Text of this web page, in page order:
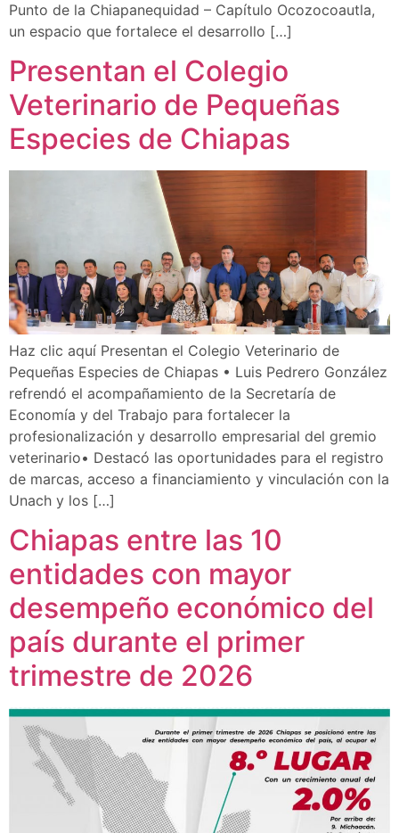
Punto de la Chiapanequidad – Capítulo Ocozocoautla,
un espacio que fortalece el desarrollo […]
Presentan el Colegio
Veterinario de Pequeñas
Especies de Chiapas
Haz clic aquí Presentan el Colegio Veterinario de
Pequeñas Especies de Chiapas • Luis Pedrero González
refrendó el acompañamiento de la Secretaría de
Economía y del Trabajo para fortalecer la
profesionalización y desarrollo empresarial del gremio
veterinario• Destacó las oportunidades para el registro
de marcas, acceso a financiamiento y vinculación con la
Unach y los […]
Chiapas entre las 10
entidades con mayor
desempeño económico del
país durante el primer
trimestre de 2026